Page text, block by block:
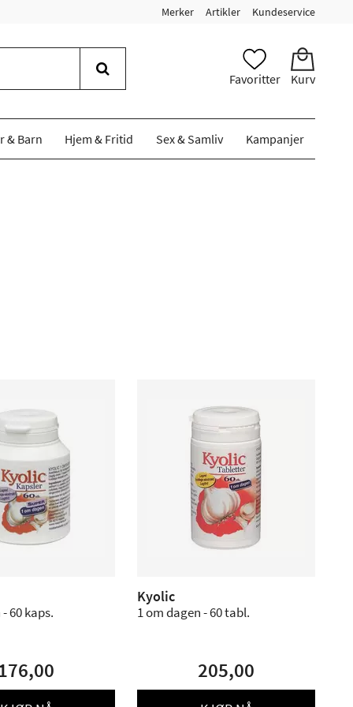
Merker Artikler Kundeservice
Favoritter Kurv
& Barn Hjem & Fritid Sex & Samliv Kampanjer
60 kaps.
Kyolic
1 om dagen - 60 tabl.
205,00